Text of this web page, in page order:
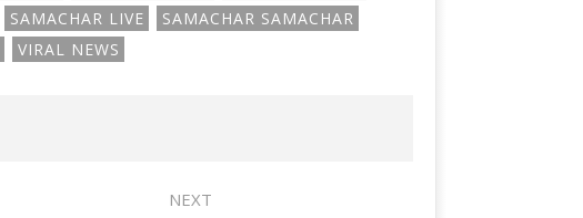
SAMACHAR LIVE
SAMACHAR SAMACHAR
VIRAL NEWS
NEXT